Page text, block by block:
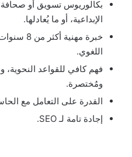
بكالوريوس تسويق أو صحافة
الإبداعية، أو ما يُعادلها.
خبرة
اللغوي.
فهم كافي للقواعد
ومُختصرة.
القدرة على التعامل مع
إجادة تامة لـ SEO.